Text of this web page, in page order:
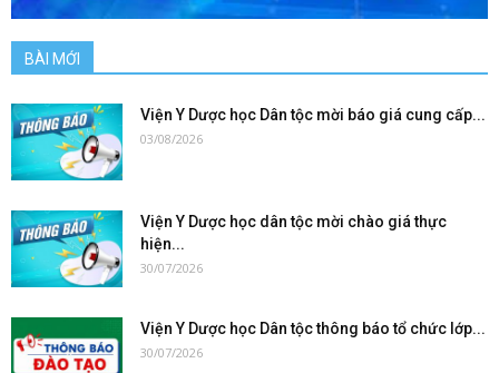
BÀI MỚI
Viện Y Dược học Dân tộc mời báo giá cung cấp...
03/08/2026
Viện Y Dược học dân tộc mời chào giá thực
hiện...
30/07/2026
Viện Y Dược học Dân tộc thông báo tổ chức lớp...
30/07/2026